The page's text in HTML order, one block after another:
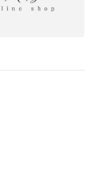
でこれはとても嬉し